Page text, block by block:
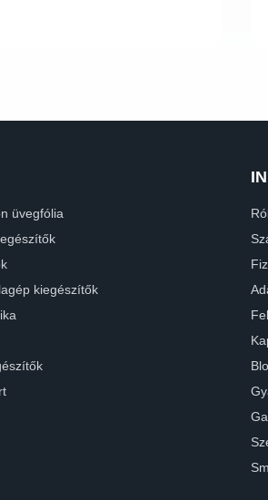
üvegfólia
kiegészítők